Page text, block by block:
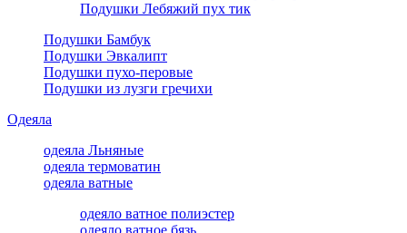
Подушки Лебяжий пух тик
Подушки Бамбук
Подушки Эвкалипт
Подушки пухо-перовые
Подушки из лузги гречихи
Одеяла
одеяла Льняные
одеяла термоватин
одеяла ватные
одеяло ватное полиэстер
одеяло ватное бязь